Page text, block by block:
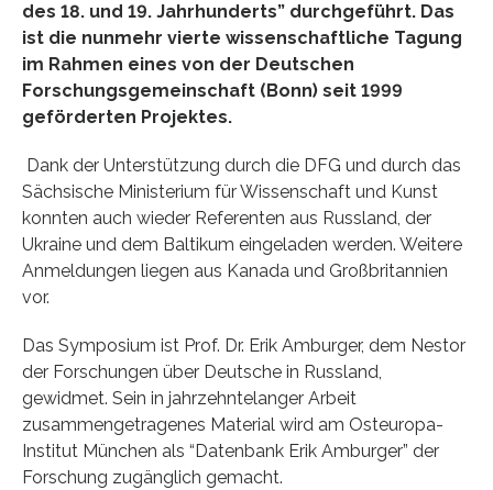
des 18. und 19. Jahrhunderts” durchgeführt. Das
ist die nunmehr vierte wissenschaftliche Tagung
im Rahmen eines von der Deutschen
Forschungsgemeinschaft (Bonn) seit 1999
geförderten Projektes.
Dank der Unterstützung durch die DFG und durch das
Sächsische Ministerium für Wissenschaft und Kunst
konnten auch wieder Referenten aus Russland, der
Ukraine und dem Baltikum eingeladen werden. Weitere
Anmeldungen liegen aus Kanada und Großbritannien
vor.
Das Symposium ist Prof. Dr. Erik Amburger, dem Nestor
der Forschungen über Deutsche in Russland,
gewidmet. Sein in jahrzehntelanger Arbeit
zusammengetragenes Material wird am Osteuropa-
Institut München als “Datenbank Erik Amburger” der
Forschung zugänglich gemacht.